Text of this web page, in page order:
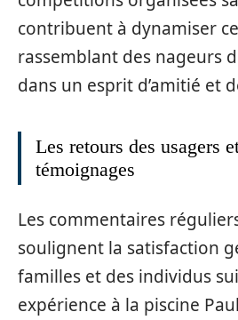
contribuent à dynamiser
rassemblant des nageurs
dans un esprit d’amitié et
Les retours des usagers
témoignages
Les commentaires
soulignent la satisfaction
familles et des individus
expérience à la piscine